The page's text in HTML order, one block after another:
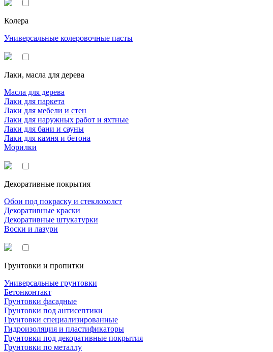
Колера
Универсальные колеровочные пасты
Лаки, масла для дерева
Масла для дерева
Лаки для паркета
Лаки для мебели и стен
Лаки для наружных работ и яхтные
Лаки для бани и сауны
Лаки для камня и бетона
Морилки
Декоративные покрытия
Обои под покраску и стеклохолст
Декоративные краски
Декоративные штукатурки
Воски и лазури
Грунтовки и пропитки
Универсальные грунтовки
Бетонконтакт
Грунтовки фасадные
Грунтовки под антисептики
Грунтовки специализированные
Гидроизоляция и пластификаторы
Грунтовки под декоративные покрытия
Грунтовки по металлу